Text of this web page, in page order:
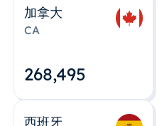
加拿大
CA
268,495
西班牙